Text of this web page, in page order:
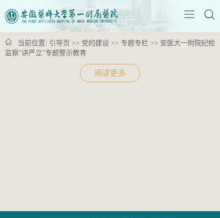
当前位置: 引导页 >> 党的建设 >> 专题专栏 >> 安医大一附院纪检
监察“讲严立”专题警示教育
阅读更多